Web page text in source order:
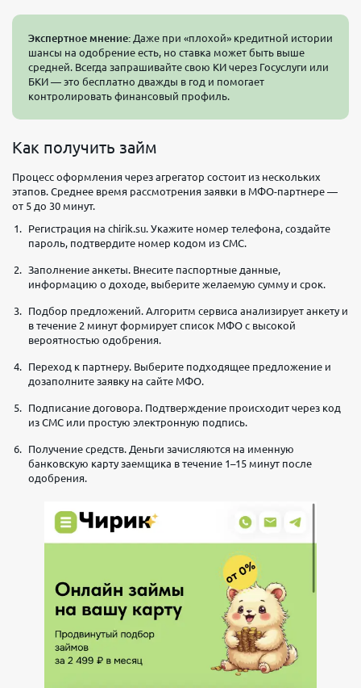
Экспертное мнение: Даже при «плохой» кредитной истории
шансы на одобрение есть, но ставка может быть выше
средней. Всегда запрашивайте свою КИ через Госуслуги или
БКИ — это бесплатно дважды в год и помогает
контролировать финансовый профиль.
Как получить займ
Процесс оформления через агрегатор состоит из нескольких
этапов. Среднее время рассмотрения заявки в МФО-партнере —
от 5 до 30 минут.
Регистрация на chirik.su. Укажите номер телефона, создайте
пароль, подтвердите номер кодом из СМС.
Заполнение анкеты. Внесите паспортные данные,
информацию о доходе, выберите желаемую сумму и срок.
Подбор предложений. Алгоритм сервиса анализирует анкету и
в течение 2 минут формирует список МФО с высокой
вероятностью одобрения.
Переход к партнеру. Выберите подходящее предложение и
дозаполните заявку на сайте МФО.
Подписание договора. Подтверждение происходит через код
из СМС или простую электронную подпись.
Получение средств. Деньги зачисляются на именную
банковскую карту заемщика в течение 1–15 минут после
одобрения.